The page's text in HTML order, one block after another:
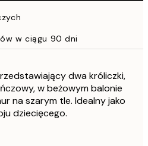
w ciągu 90 dni
dwa króliczki,
w beżowym balonie
na szarym tle. Idealny jako
dziecięcego.